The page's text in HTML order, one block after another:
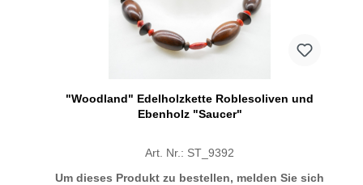
"Woodland" Edelholzkette Roblesoliven und
Ebenholz "Saucer"
Art. Nr.: ST_9392
Um dieses Produkt zu bestellen, melden Sie sich